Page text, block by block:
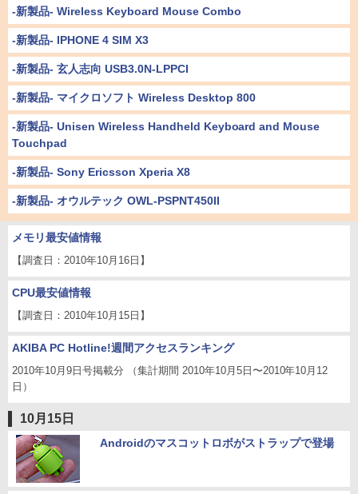
-新製品- Wireless Keyboard Mouse Combo
-新製品- IPHONE 4 SIM X3
-新製品- 玄人志向 USB3.0N-LPPCI
-新製品- マイクロソフト Wireless Desktop 800
-新製品- Unisen Wireless Handheld Keyboard and Mouse
Touchpad
-新製品- Sony Ericsson Xperia X8
-新製品- オウルテック OWL-PSPNT450II
メモリ最安値情報
【調査日：2010年10月16日】
CPU最安値情報
【調査日：2010年10月15日】
AKIBA PC Hotline!週間アクセスランキング
2010年10月9日号掲載分 （集計期間 2010年10月5日〜2010年10月12
日）
10月15日
Androidのマスコットロボがストラップで登場